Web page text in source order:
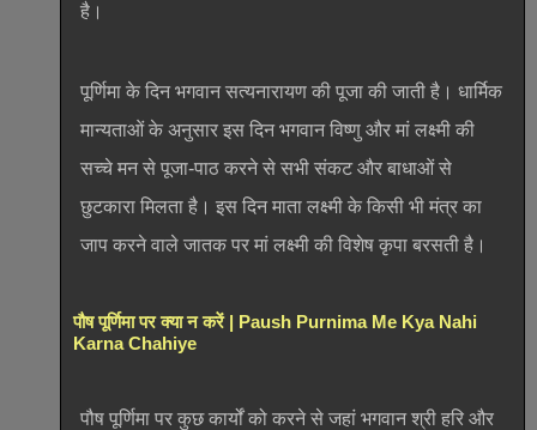
है।
पूर्णिमा के दिन भगवान सत्यनारायण की पूजा की जाती है। धार्मिक
मान्यताओं के अनुसार इस दिन भगवान विष्णु और मां लक्ष्मी की
सच्चे मन से पूजा-पाठ करने से सभी संकट और बाधाओं से
छुटकारा मिलता है। इस दिन माता लक्ष्मी के किसी भी मंत्र का
जाप करने वाले जातक पर मां लक्ष्मी की विशेष कृपा बरसती है।
पौष पूर्णिमा पर क्या न करें | Paush Purnima Me Kya Nahi
Karna Chahiye
पौष पूर्णिमा पर कुछ कार्यों को करने से जहां भगवान श्री हरि और